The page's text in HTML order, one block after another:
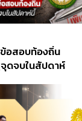
อสอบท้องถิ่น
ดจบในสัปดาห์